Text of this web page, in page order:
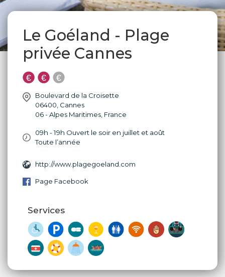
Le Goéland - Plage
privée Cannes
Boulevard de la Croisette
06400 Cannes
06 - Alpes Maritimes France
09h - 19h Ouvert le soir en juillet et août
Toute l’année
http://www.plagegoeland.com
Page Facebook
Services